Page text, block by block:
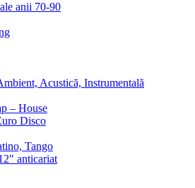
anii 70-90
Acustică, Instrumentală
– House
Disco
Tango
anticariat